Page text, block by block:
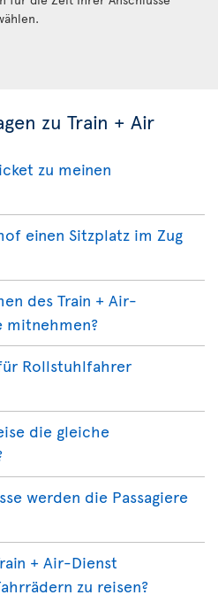
zu Train + Air
zu meinen
einen Sitzplatz im Zug
des Train + Air-
mitnehmen?
Rollstuhlfahrer
die gleiche
werden die Passagiere
+ Air-Dienst
zu reisen?